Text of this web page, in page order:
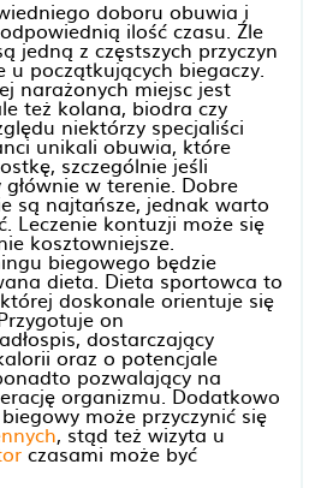
doboru obuwia i
ilość czasu. Źle
jedną z częstszych przyczyn
u początkujących biegaczy.
narażonych miejsc jest
też kolana, biodra czy
niektórzy specjaliści
unikali obuwia, które
szczególnie jeśli
w terenie. Dobre
są najtańsze, jednak warto
Leczenie kontuzji może się
kosztowniejsze.
biegowego będzie
dieta. Dieta sportowca to
doskonale orientuje się
Przygotuje on
dostarczający
oraz o potencjale
pozwalający na
organizmu. Dodatkowo
może przyczynić się
, stąd też wizyta u
czasami może być